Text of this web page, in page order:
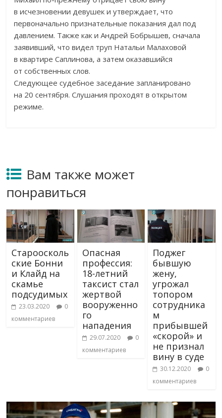
в исчезновении девушек и утверждает, что
первоначально признательные показания дал под
давлением. Также как и Андрей Бобрышев, сначала
заявивший, что видел труп Натальи Малаховой
в квартире Саплинова, а затем оказавшийся
от собственных слов.
Следующее судебное заседание запланировано
на 20 сентября. Слушания проходят в открытом
режиме.
Вам также может
понравиться
Староосколь
ские Бонни
и Клайд на
скамье
подсудимых
23.03.2020
0
комментариев
Опасная
профессия:
18-летний
таксист стал
жертвой
вооруженно
го
нападения
29.07.2020
0
комментариев
Поджег
бывшую
жену,
угрожал
топором
сотрудника
м
прибывшей
«скорой» и
не признал
вину в суде
30.12.2020
0
комментариев